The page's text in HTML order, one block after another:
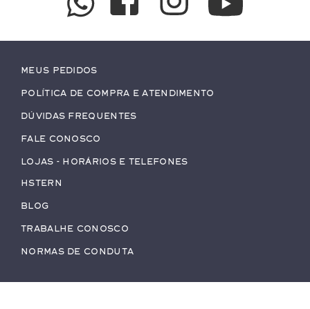
Meus pedidos
Política de Compra e Atendimento
Dúvidas Frequentes
Fale conosco
Lojas - Horários e Telefones
HStern
Blog
Trabalhe conosco
Normas de Conduta